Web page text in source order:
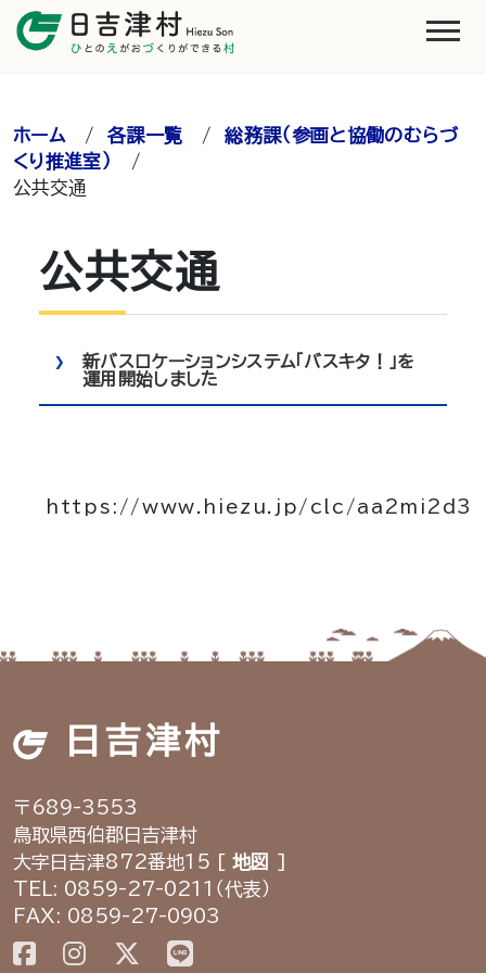
ホーム /各課一覧 /総務課（参画と協働のむらづ
くり推進室）
/
公共交通
公共交通
新バスロケーションシステム「バスキタ！」を
運用開始しました
https://www.hiezu.jp/clc/aa2mi2d3
日吉津村
〒689-3553
鳥取県西伯郡日吉津村
大字日吉津872番地15 [ 地図
TEL: 0859-27-0211（代表）
FAX: 0859-27-0903